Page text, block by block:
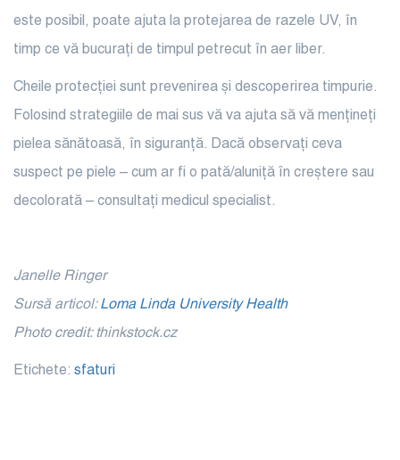
este posibil, poate ajuta la protejarea de razele UV, în
timp ce vă bucurați de timpul petrecut în aer liber.
Cheile protecției sunt prevenirea și descoperirea timpurie.
Folosind strategiile de mai sus vă va ajuta să vă mențineți
pielea sănătoasă, în siguranță. Dacă observați ceva
suspect pe piele – cum ar fi o pată/aluniță în creștere sau
decolorată – consultați medicul specialist.
Janelle Ringer
Sursă articol: Loma Linda University Health
Photo credit: thinkstock.cz
Etichete: sfaturi